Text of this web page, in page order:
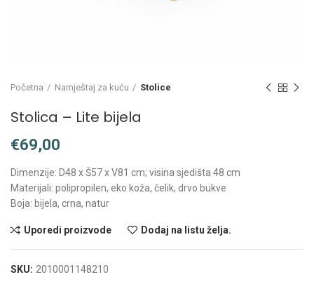
Početna Namještaj za kuću Stolice
Stolica – Lite bijela
€
Dimenzije: D48 x Š57 x V81 cm; visina sjedišta 48 cm
Materijali: polipropilen, eko koža, čelik, drvo bukve
Boja: bijela, crna, natur
Uporedi proizvode Dodaj na listu želja.
SKU: 2010001148210